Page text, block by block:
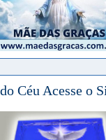
Céu Acesse o